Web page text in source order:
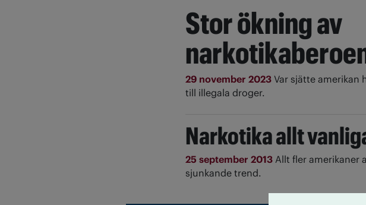
Stor ökning av
29 november 2023 Var sjätte amerikan
till illegala droger.
Narkotika allt
25 september 2013 Allt fler amerikaner
sjunkande trend.